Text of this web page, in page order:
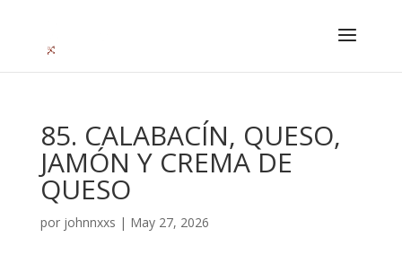
85. CALABACÍN, QUESO,
JAMÓN Y CREMA DE
QUESO
por johnnxxs | May 27, 2026